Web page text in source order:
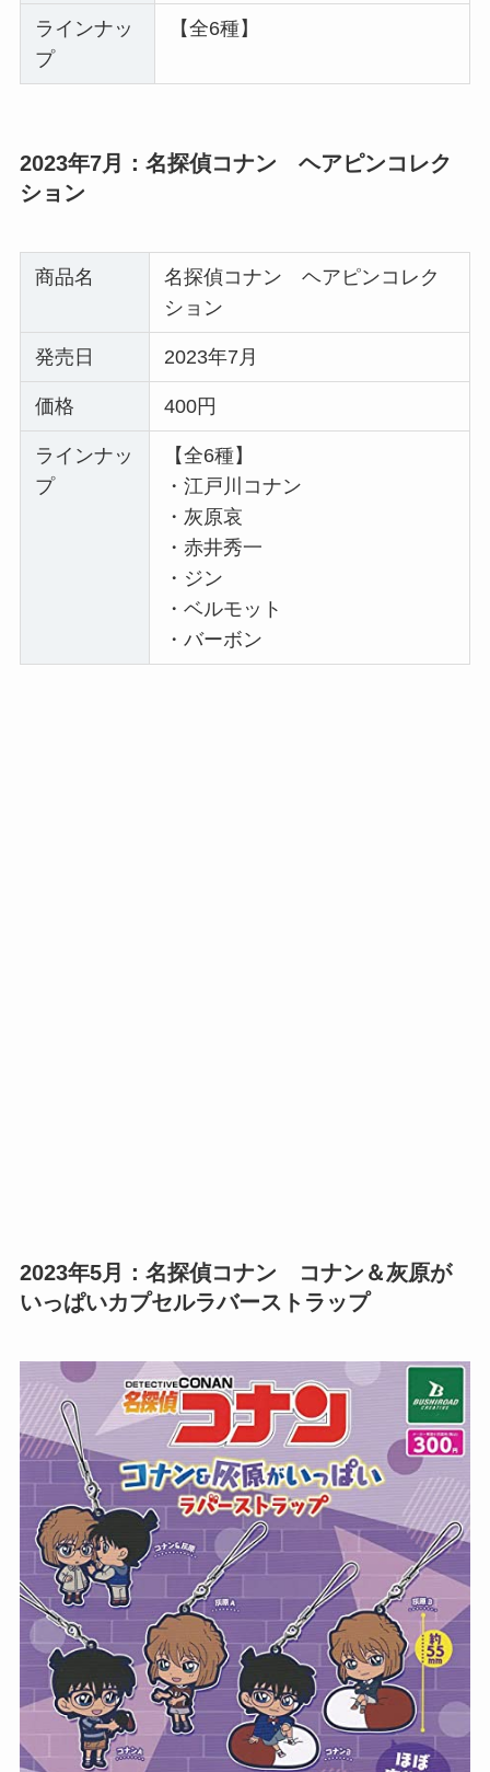
ラインナッ
プ
【全6種】
2023年7月：名探偵コナン ヘアピンコレク
ション
商品名
名探偵コナン ヘアピンコレク
ション
発売日 2023年7月
価格 400円
ラインナッ
プ
【全6種】
・江戸川コナン
・灰原哀
・赤井秀一
・ジン
・ベルモット
・バーボン
2023年5月：名探偵コナン コナン＆灰原が
いっぱいカプセルラバーストラップ